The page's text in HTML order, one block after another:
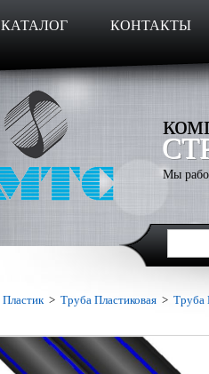
КАТАЛОГ КОНТАКТЫ
Мы
Пластик> Труба Пластиковая > Труба